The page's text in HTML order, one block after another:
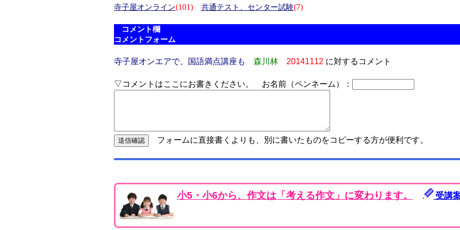
寺子屋オンライン(101) 共通テスト、センター試験(7)
コメント欄
コメントフォーム
寺子屋オンエアで、国語満点講座も 森川林 20141112 に対するコメント
▽コメントはここにお書きください。 お名前（ペンネーム）：
フォームに直接書くよりも、別に書いたものをコピーする方が便利です。
小5・小6から、作文は「考える作文」に変わります。 受講